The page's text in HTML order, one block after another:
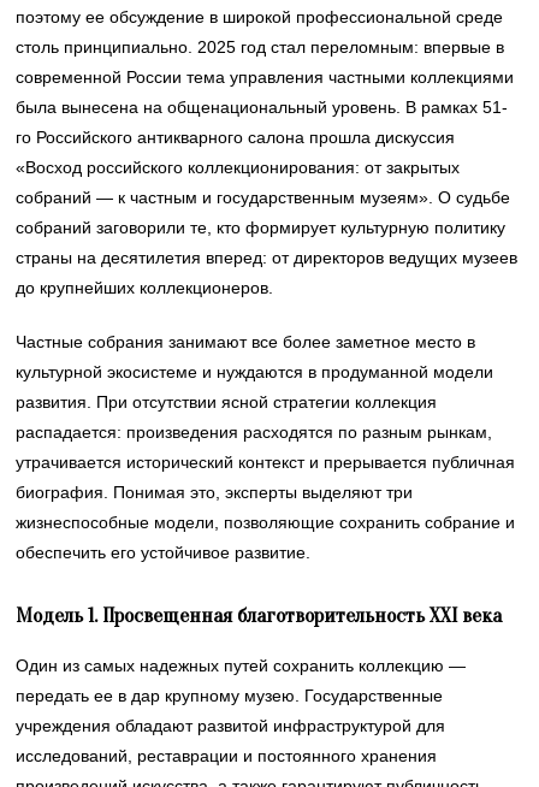
поэтому ее обсуждение в широкой профессиональной среде
столь принципиально. 2025 год стал переломным: впервые в
современной России тема управления частными коллекциями
была вынесена на общенациональный уровень. В рамках 51-
го Российского антикварного салона прошла дискуссия
«Восход российского коллекционирования: от закрытых
собраний — к частным и государственным музеям». О судьбе
собраний заговорили те, кто формирует культурную политику
страны на десятилетия вперед: от директоров ведущих музеев
до крупнейших коллекционеров.
Частные собрания занимают все более заметное место в
культурной экосистеме и нуждаются в продуманной модели
развития. При отсутствии ясной стратегии коллекция
распадается: произведения расходятся по разным рынкам,
утрачивается исторический контекст и прерывается публичная
биография. Понимая это, эксперты выделяют три
жизнеспособные модели, позволяющие сохранить собрание и
обеспечить его устойчивое развитие.
Модель 1. Просвещенная благотворительностьXXIвека
Один из самых надежных путей сохранить коллекцию —
передать ее в дар крупному музею. Государственные
учреждения обладают развитой инфраструктурой для
исследований, реставрации и постоянного хранения